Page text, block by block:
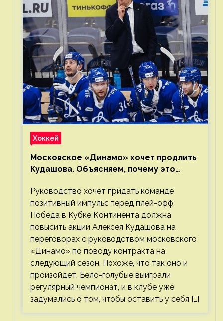
Хоккей
Московское «Динамо» хочет продлить
Кудашова. Объясняем, почему это
Руководство хочет придать команде
позитивный импульс перед плей-офф.
Победа в Кубке Континента должна
повысить акции Алексея Кудашова на
переговорах с руководством московского
«Динамо» по поводу контракта на
следующий сезон. Похоже, что так оно и
произойдет. Бело-голубые выиграли
регулярный чемпионат, и в клубе уже
задумались о том, чтобы оставить у себя […]